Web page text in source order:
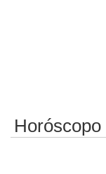
Horóscopo